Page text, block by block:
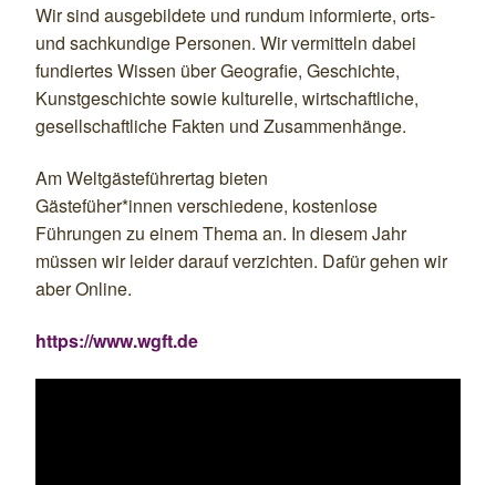
Wir sind ausgebildete und rundum informierte, orts-
und sachkundige Personen. Wir vermitteln dabei
fundiertes Wissen über Geografie, Geschichte,
Kunstgeschichte sowie kulturelle, wirtschaftliche,
gesellschaftliche Fakten und Zusammenhänge.
Am Weltgästeführertag bieten
Gästefüher*innen verschiedene, kostenlose
Führungen zu einem Thema an. In diesem Jahr
müssen wir leider darauf verzichten. Dafür gehen wir
aber Online.
https://www.wgft.de